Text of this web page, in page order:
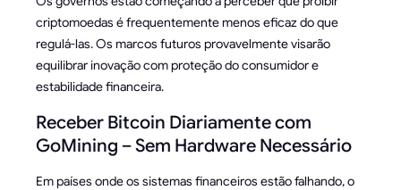
criptomoedas é frequentemente menos eficaz do que
regulá-las. Os marcos futuros provavelmente visarão
equilibrar inovação com proteção do consumidor e
estabilidade financeira.
Receber Bitcoin Diariamente com
GoMining – Sem Hardware Necessário
Em países onde os sistemas financeiros estão falhando, o